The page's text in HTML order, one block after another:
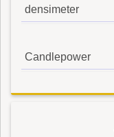
densimeter
Candlepower